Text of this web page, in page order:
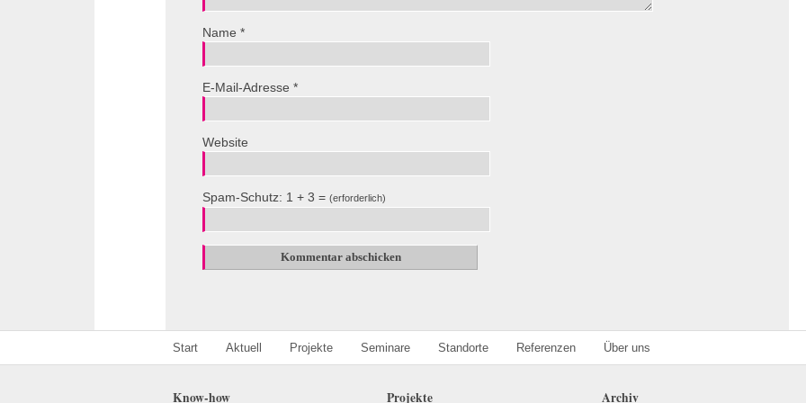
Name*
E-Mail-Adresse*
Website
Spam-Schutz: 1 + 3 = (erforderlich)
Start Aktuell Projekte Seminare Standorte Referenzen Über uns
Know-how Projekte Archiv